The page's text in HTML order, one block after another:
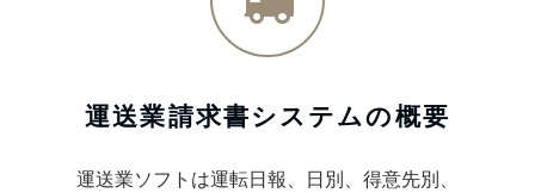
運送業請求書システムの概要
運送業ソフトは運転日報、日別、得意先別、